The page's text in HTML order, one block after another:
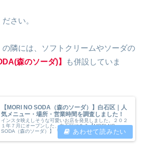
さい。
の隣には、ソフトクリームやソーダの
森のソーダ)】
も併設していま
【MORI NO SODA（森のソーダ）】白石区｜人
気メニュー・場所・営業時間を調査しました！
インスタ映えしそうな可愛いお店を発見しました。２０２
１年７月にオープンした、白石区にある【MORI NO
SODA（森のソーダ）】「あー！もっと早く知っていたか
った！」今回はソフトクリームと豊富な種類のソーダなど
を販売している暑い夏にピッタ...